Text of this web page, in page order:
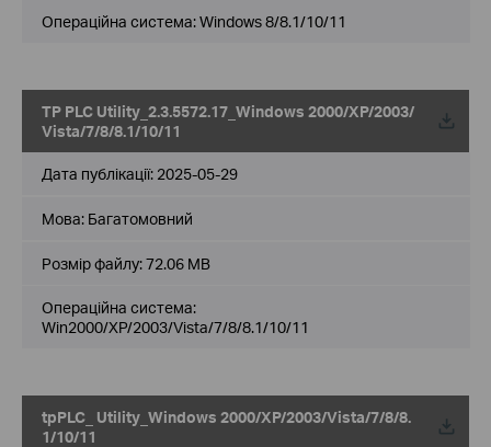
Операційна система: Windows 8/8.1/10/11
TP PLC Utility_2.3.5572.17_Windows 2000/XP/2003/
Vista/7/8/8.1/10/11
Дата публікації: 2025-05-29
Мова: Багатомовний
Розмір файлу:72.06 MB
Операційна система:
Win2000/XP/2003/Vista/7/8/8.1/10/11
tpPLC_ Utility_Windows 2000/XP/2003/Vista/7/8/8.
1/10/11